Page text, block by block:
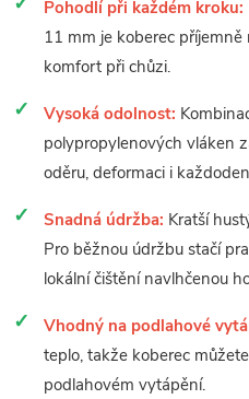
Pohodlí při každém kroku:
11 mm je koberec
komfort při chůzi.
Vysoká odolnost:
polypropylenových vláken
oděru, deformaci i
Snadná údržba: Kratší
Pro běžnou údržbu stačí
lokální čištění navlhčenou
Vhodný na podlahové
teplo, takže koberec
podlahovém vytápění.